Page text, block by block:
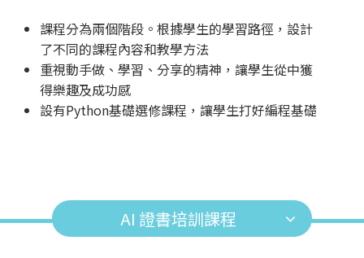
課程分為兩個階段。根據學生的學習路徑，設計
了不同的課程內容和教學方法
重視動手做、學習、分享的精神，讓學生從中獲
得樂趣及成功感
設有Python基礎選修課程，讓學生打好編程基礎
AI 證書培訓課程